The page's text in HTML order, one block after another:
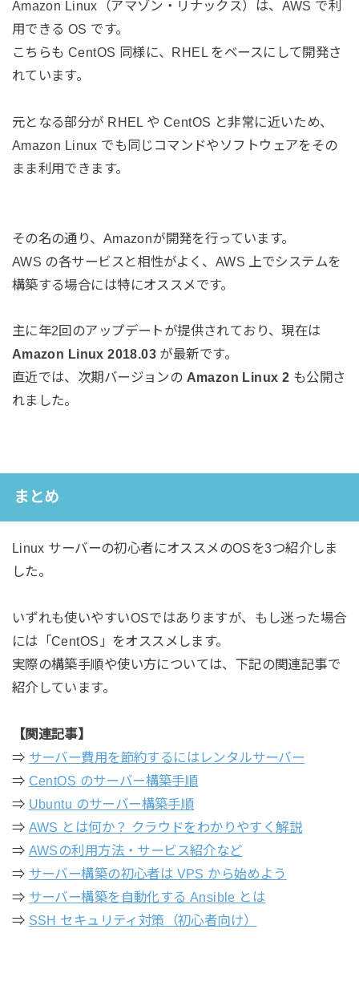
Amazon Linux（アマゾン・リナックス）は、AWS で利
用できる OS です。
こちらも CentOS 同様に、RHEL をベースにして開発さ
れています。
元となる部分が RHEL や CentOS と非常に近いため、
Amazon Linux でも同じコマンドやソフトウェアをその
まま利用できます。
その名の通り、Amazonが開発を行っています。
AWS の各サービスと相性がよく、AWS 上でシステムを
構築する場合には特にオススメです。
主に年2回のアップデートが提供されており、現在は
Amazon Linux 2018.03 が最新です。
直近では、次期バージョンの Amazon Linux 2 も公開さ
れました。
まとめ
Linux サーバーの初心者にオススメのOSを3つ紹介しま
した。
いずれも使いやすいOSではありますが、もし迷った場合
には「CentOS」をオススメします。
実際の構築手順や使い方については、下記の関連記事で
紹介しています。
【関連記事】
⇒ サーバー費用を節約するにはレンタルサーバー
⇒ CentOS のサーバー構築手順
⇒ Ubuntu のサーバー構築手順
⇒ AWS とは何か？ クラウドをわかりやすく解説
⇒ AWSの利用方法・サービス紹介など
⇒ サーバー構築の初心者は VPS から始めよう
⇒ サーバー構築を自動化する Ansible とは
⇒ SSH セキュリティ対策（初心者向け）